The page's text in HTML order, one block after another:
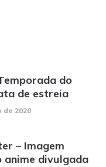
do
de estreia
de 2020
– Imagem
anime divulgada